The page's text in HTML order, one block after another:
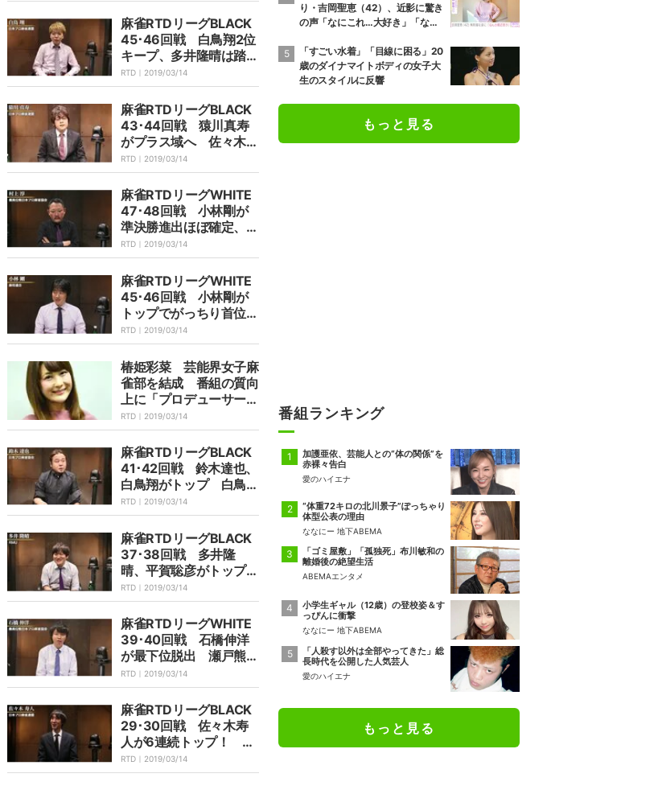
麻雀RTDリーグBLACK
45･46回戦 白鳥翔2位
キープ、多井隆晴は踏ん
張り準決勝へ望み
RTD｜ 2019/03/14
麻雀RTDリーグBLACK
43･44回戦 猿川真寿
がプラス域へ 佐々木寿
人は首位堅守
RTD｜ 2019/03/14
麻雀RTDリーグWHITE
47･48回戦 小林剛が
準決勝進出ほぼ確定、村
上淳も2位キープ
RTD｜ 2019/03/14
麻雀RTDリーグWHITE
45･46回戦 小林剛が
トップでがっちり首位
村上は連勝で2位浮上
RTD｜ 2019/03/14
椿姫彩菜 芸能界女子麻
雀部を結成 番組の質向
上に「プロデューサーさ
んに頼まれた」
RTD｜ 2019/03/14
麻雀RTDリーグBLACK
41･42回戦 鈴木達也、
白鳥翔がトップ 白鳥は
2位浮上
RTD｜ 2019/03/14
麻雀RTDリーグBLACK
37･38回戦 多井隆
晴、平賀聡彦がトップ
準決へ混戦模様
RTD｜ 2019/03/14
麻雀RTDリーグWHITE
39･40回戦 石橋伸洋
が最下位脱出 瀬戸熊直
樹は6位から一気に3位
RTD｜ 2019/03/14
麻雀RTDリーグBLACK
29･30回戦 佐々木寿
人が6連続トップ！ 鈴
木達也は初トップ
RTD｜ 2019/03/14
り・吉岡聖恵（42）、近影に驚き
の声「なにこれ…大好き」「なん
「すごい水着」「目線に困る」20
歳のダイナマイトボディの女子大
生のスタイルに反響
もっと見る
番組ランキング
加護亜依、芸能人との“体の関係”を
赤裸々告白
愛のハイエナ
“体重72キロの北川景子”ぽっちゃり
体型公表の理由
ななにー 地下ABEMA
「ゴミ屋敷」「孤独死」布川敏和の
離婚後の絶望生活
ABEMAエンタメ
小学生ギャル（12歳）の登校姿＆す
っぴんに衝撃
ななにー 地下ABEMA
「人殺す以外は全部やってきた」総
長時代を公開した人気芸人
愛のハイエナ
もっと見る